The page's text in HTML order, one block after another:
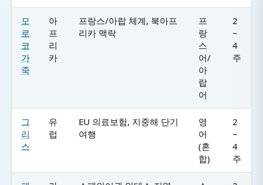
모
로
코
가
죽
아
프
리
카
프랑스/아랍 체계, 북아프
리카 맥락
프
랑
스
어/
아
랍
어
2
~
4
주
그
리
스
유
럽
EU 의료보험, 지중해 단기
여행
영
어
(혼
합)
2
~
4
주